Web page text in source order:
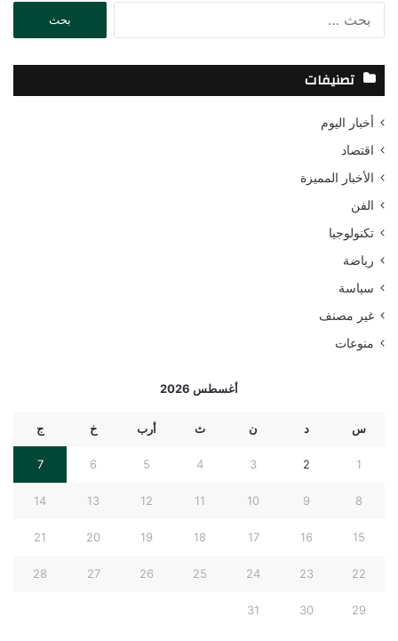
ح
تصنيفات
أخبار اليوم
اقتصاد
الأخبار المميزة
الفن
تكنولوجيا
رياضة
سياسة
غير مصنف
منوعات
أغسطس 2026
س د ن ث أرب خ ج
1
2
3
4
5
6
7
8
9
10
11
12
13
14
15
16
17
18
19
20
21
22
23
24
25
26
27
28
29
30
31